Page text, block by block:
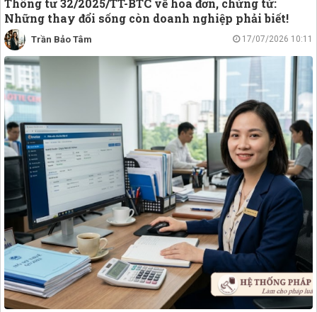
Thông tư 32/2025/TT-BTC về hóa đơn, chứng từ:
Những thay đổi sống còn doanh nghiệp phải biết!
Trần Bảo Tâm 17/07/2026 10:11